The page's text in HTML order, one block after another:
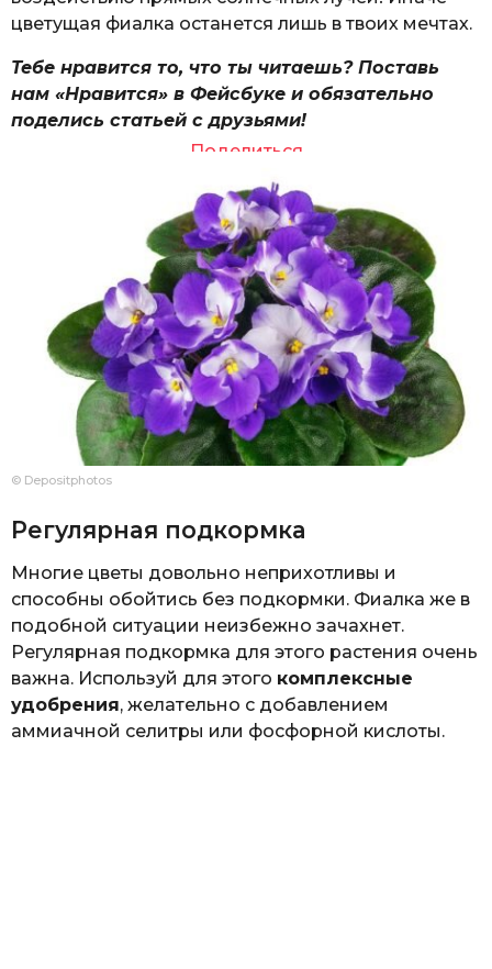
цветущая фиалка останется лишь в твоих мечтах.
Тебе нравится то, что ты читаешь? Поставь
нам «Нравится» в Фейсбуке и обязательно
поделись статьей с друзьями!
Поделиться
© Depositphotos
Регулярная подкормка
Многие цветы довольно неприхотливы и
способны обойтись без подкормки. Фиалка же в
подобной ситуации неизбежно зачахнет.
Регулярная подкормка для этого растения очень
важна. Используй для этого комплексные
удобрения, желательно с добавлением
аммиачной селитры или фосфорной кислоты.